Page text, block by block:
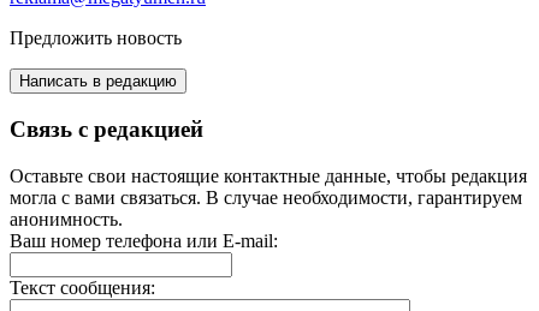
Предложить новость
Написать в редакцию
Связь с редакцией
Оставьте свои настоящие контактные данные, чтобы редакция
могла с вами связаться. В случае необходимости, гарантируем
анонимность.
Ваш номер телефона или E-mail:
Текст сообщения: